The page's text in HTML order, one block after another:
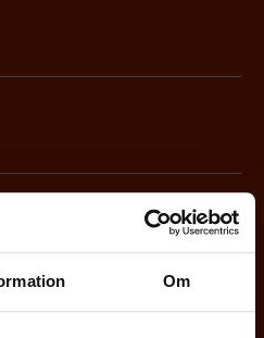
Om
beskriver dig